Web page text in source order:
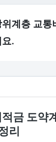
계층 교통
.